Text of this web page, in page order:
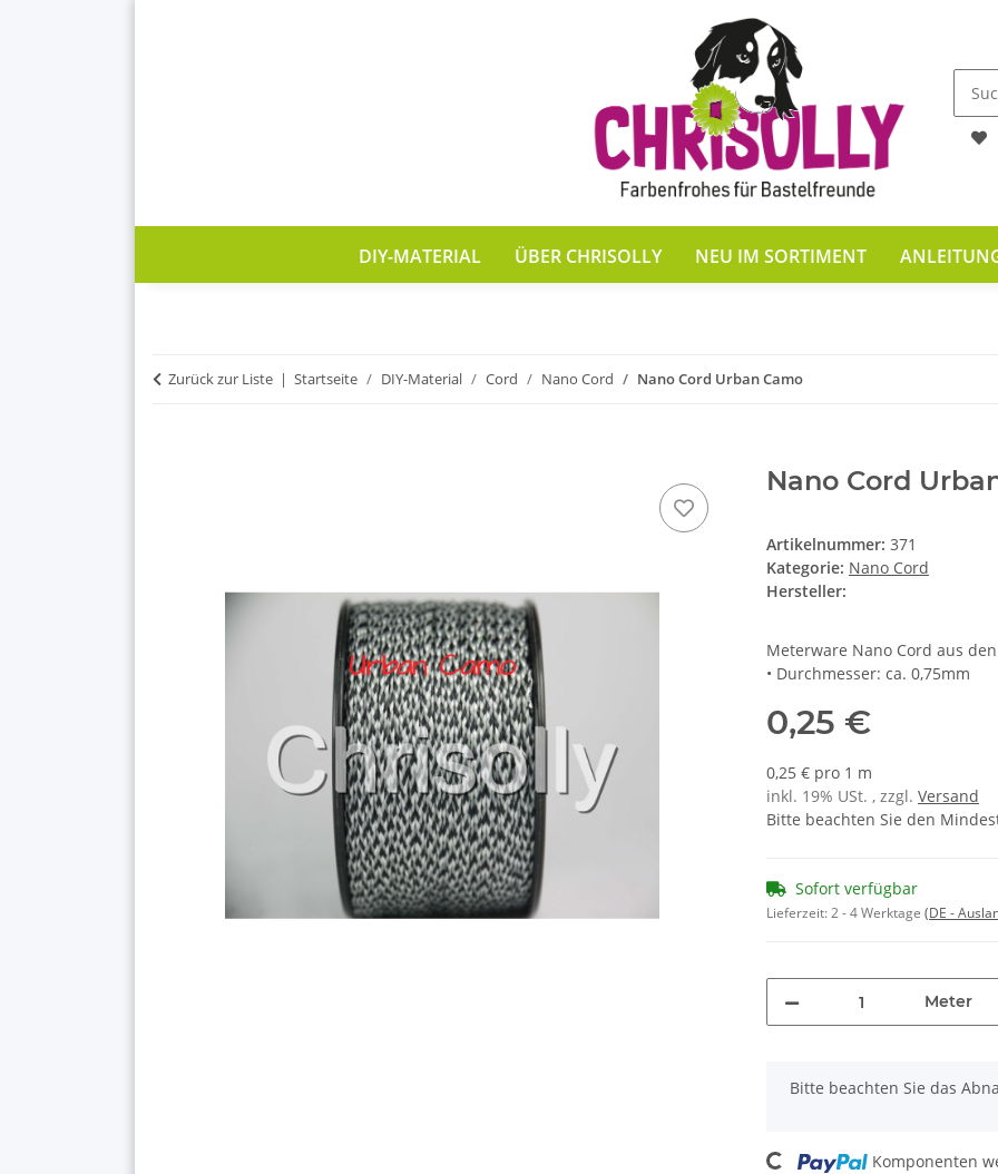
DIY-MATERIAL ÜBER CHRISOLLY NEU IM SORTIMENT
Zurück zur Liste Startseite DIY-Material Cord Nano Cord Nano Cord Urban Camo
Nano Cord
Artikelnummer: 371
Kategorie: Nano Cord
Hersteller:
Meterware Nano Cord aus
• Durchmesser: ca. 0,75mm
0,25 €
0,25 € pro 1 m
inkl. 19% USt. , zzgl. Versand
Bitte beachten Sie den
Sofort verfügbar
Lieferzeit:2 - 4 Werktage (DE -
Meter
x
Bitte beachten Sie das
Loading... Komponenten